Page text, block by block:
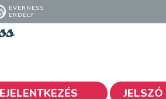
EVERNESS
ERDÉLY